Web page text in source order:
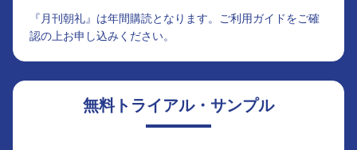
『月刊朝礼』は年間購読となります。ご利用ガイドをご確
認の上お申し込みください。
無料トライアル・サンプル